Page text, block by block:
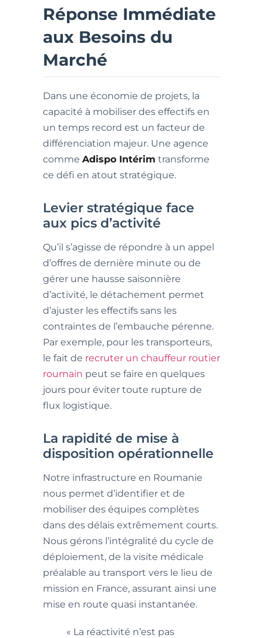
Réponse Immédiate
aux Besoins du
Marché
Dans une économie de projets, la
capacité à mobiliser des effectifs en
un temps record est un facteur de
différenciation majeur. Une agence
comme Adispo Intérim transforme
ce défi en atout stratégique.
Levier stratégique face
aux pics d’activité
Qu’il s’agisse de répondre à un appel
d’offres de dernière minute ou de
gérer une hausse saisonnière
d’activité, le détachement permet
d’ajuster les effectifs sans les
contraintes de l’embauche pérenne.
Par exemple, pour les transporteurs,
le fait de recruter un chauffeur routier
roumain peut se faire en quelques
jours pour éviter toute rupture de
flux logistique.
La rapidité de mise à
disposition opérationnelle
Notre infrastructure en Roumanie
nous permet d’identifier et de
mobiliser des équipes complètes
dans des délais extrêmement courts.
Nous gérons l’intégralité du cycle de
déploiement, de la visite médicale
préalable au transport vers le lieu de
mission en France, assurant ainsi une
mise en route quasi instantanée.
« La réactivité n’est pas